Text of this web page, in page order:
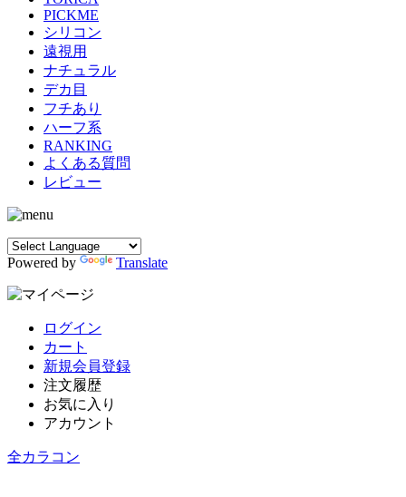
PICKME
シリコン
遠視用
ナチュラル
デカ目
フチあり
ハーフ系
RANKING
よくある質問
レビュー
Powered by Translate
ログイン
カート
新規会員登録
注文履歴
お気に入り
アカウント
全カラコン